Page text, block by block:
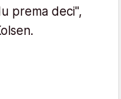
prema deci",